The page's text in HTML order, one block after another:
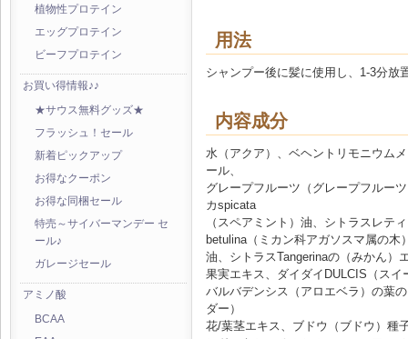
植物性プロテイン
エッグプロテイン
ビーフプロテイン
お買い得情報♪♪
★サウス無料グッズ★
フラッシュ！セール
新着ピックアップ
お得なクーポン
お得な同梱セール
特売～サイバーマンデー セ
ール♪
ガレージセール
アミノ酸
BCAA
用法
シャンプー後に髪に使用し、1-3分放
内容成分
水（アクア）、ベヘントリモニウム
ール、
グレープフルーツ（グレープフルー
カspicata
（スペアミント）油、シトラスレテ
betulina（ミカン科アガソスマ属の木
油、シトラスTangerinaの（みかん）
果実エキス、ダイダイDULCIS（ス
バルバデンシス（アロエベラ）の葉
ダー）
花/葉茎エキス、ブドウ（ブドウ）種